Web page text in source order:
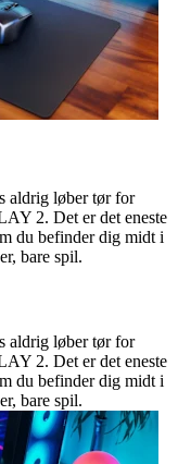
aldrig løber tør for
2. Det er det eneste
du befinder dig midt i
bare spil.
aldrig løber tør for
2. Det er det eneste
du befinder dig midt i
bare spil.